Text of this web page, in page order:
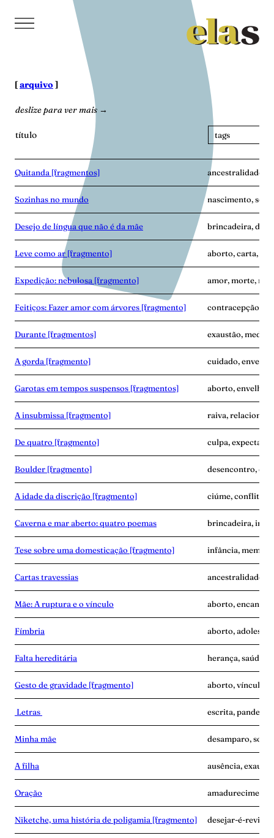
para
[arquivo]
deslize para ver mais →
título
Quitanda [fragmentos] ancestralidade,
Sozinhas no mundo nascimento,
Desejo de língua que não é da mãe brincadeira,
Leve como ar [fragmento] aborto, carta,
Expedição: nebulosa [fragmento] amor, morte,
Feitiços: Fazer amor com árvores [fragmento] contracepção,
Durante [fragmentos] exaustão, medo,
A gorda [fragmento] cuidado,
Garotas em tempos suspensos [fragmentos] aborto,
A insubmissa [fragmento] raiva,
De quatro [fragmento] culpa,
Boulder [fragmento] desencontro,
A idade da discrição [fragmento] ciúme, conflito,
Caverna e mar aberto: quatro poemas brincadeira,
Tese sobre uma domesticação [fragmento] infância,
Cartas travessias ancestralidade,
Mãe: A ruptura e o vínculo aborto,
Fímbria aborto,
Falta hereditária herança, saúde
Gesto de gravidade [fragmento] aborto, vínculo
Letras escrita, pandemia
Minha mãe desamparo,
A filha ausência,
Oração
Niketche, uma história de poligamia [fragmento] desejar-é-revide,